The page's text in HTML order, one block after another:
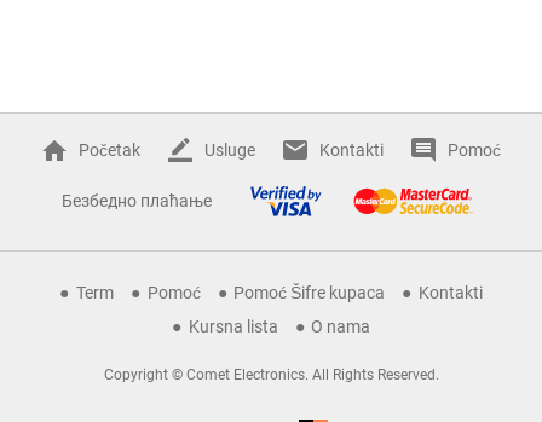
Početak Usluge Kontakti Pomoć
Безбедно плаћање
Term Pomoć Pomoć Šifre kupaca
Kontakti
Kursna lista
O nama
Copyright © Comet Electronics. All Rights Reserved.